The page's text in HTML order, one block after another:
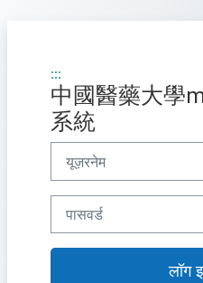
:::
中國醫藥大學
系統
लॉग